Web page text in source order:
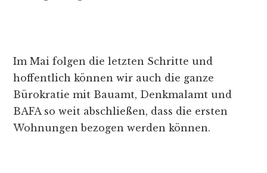
Im Mai folgen die letzten Schritte und
hoffentlich können wir auch die ganze
Bürokratie mit Bauamt, Denkmalamt und
BAFA so weit abschließen, dass die ersten
Wohnungen bezogen werden können.